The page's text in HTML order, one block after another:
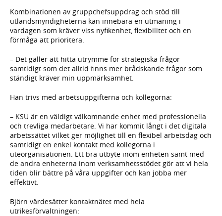
Kombinationen av gruppchefsuppdrag och stöd till
utlandsmyndigheterna kan innebära en utmaning i
vardagen som kräver viss nyfikenhet, flexibilitet och en
förmåga att prioritera.
– Det gäller att hitta utrymme för strategiska frågor
samtidigt som det alltid finns mer brådskande frågor som
ständigt kräver min uppmärksamhet.
Han trivs med arbetsuppgifterna och kollegorna:
– KSU är en väldigt välkomnande enhet med professionella
och trevliga medarbetare. Vi har kommit långt i det digitala
arbetssättet vilket ger möjlighet till en flexibel arbetsdag och
samtidigt en enkel kontakt med kollegorna i
uteorganisationen. Ett bra utbyte inom enheten samt med
de andra enheterna inom verksamhetsstödet gör att vi hela
tiden blir bättre på våra uppgifter och kan jobba mer
effektivt.
Björn värdesätter kontaktnätet med hela
utrikesförvaltningen: